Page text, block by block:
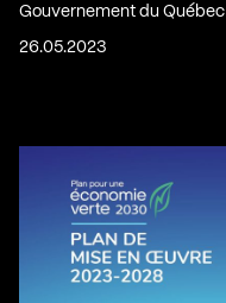
Gouvernement du Québec
26.05.2023